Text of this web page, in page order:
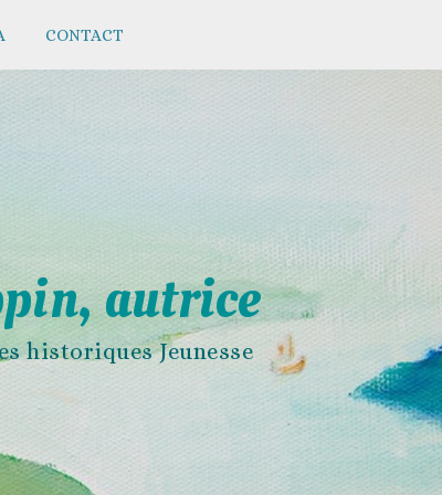
CONTACT
autrice
historiques Jeunesse